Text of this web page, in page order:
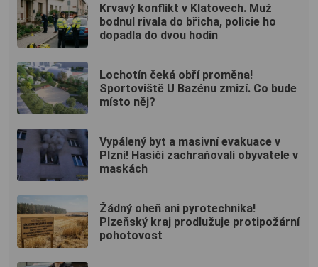
Krvavý konflikt v Klatovech. Muž
bodnul rivala do břicha, policie ho
dopadla do dvou hodin
Lochotín čeká obří proměna!
Sportoviště U Bazénu zmizí. Co bude
místo něj?
Vypálený byt a masivní evakuace v
Plzni! Hasiči zachraňovali obyvatele v
maskách
Žádný oheň ani pyrotechnika!
Plzeňský kraj prodlužuje protipožární
pohotovost